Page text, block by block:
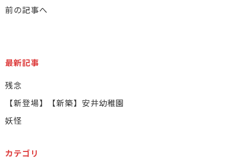
前の記事へ
最新記事
残念
【新登場】【新築】安井幼稚園
妖怪
カテゴリ